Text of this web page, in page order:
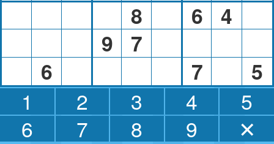
8
6
4
9
7
6
7 5
1 2 3 4
5
6
7 8 9 ✕